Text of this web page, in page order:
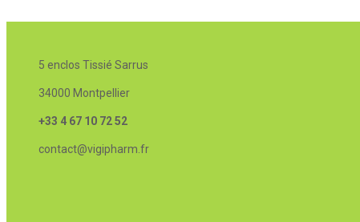
5 enclos Tissié Sarrus
34000 Montpellier
+33 4 67 10 72 52
contact@vigipharm.fr